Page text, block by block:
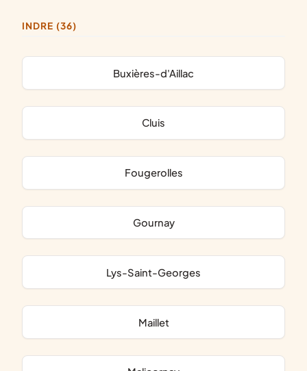
INDRE (36)
Buxières-d'Aillac
Cluis
Fougerolles
Gournay
Lys-Saint-Georges
Maillet